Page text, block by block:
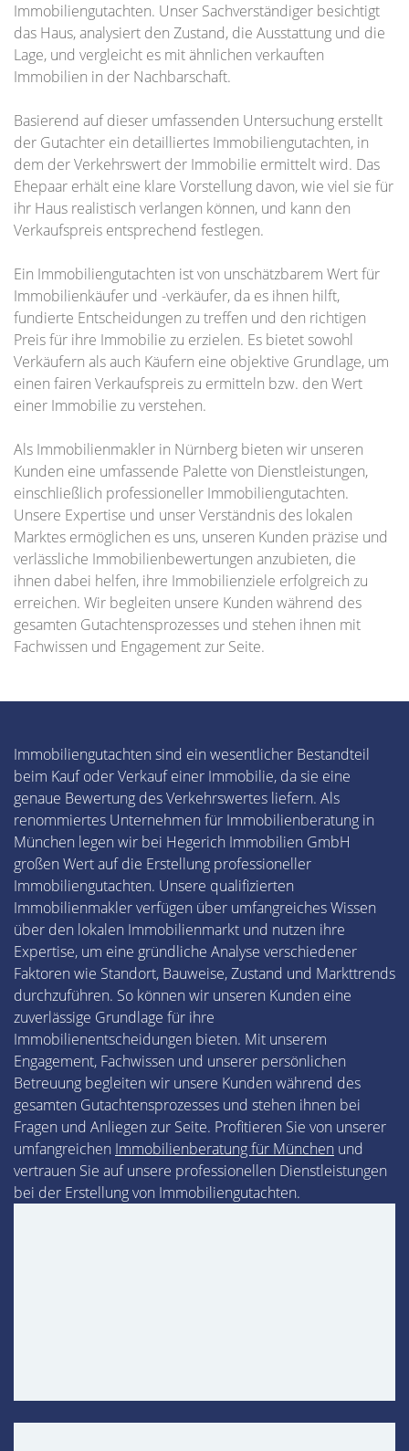
Immobiliengutachten. Unser Sachverständiger besichtigt
das Haus, analysiert den Zustand, die Ausstattung und die
Lage, und vergleicht es mit ähnlichen verkauften
Immobilien in der Nachbarschaft.
Basierend auf dieser umfassenden Untersuchung erstellt
der Gutachter ein detailliertes Immobiliengutachten, in
dem der Verkehrswert der Immobilie ermittelt wird. Das
Ehepaar erhält eine klare Vorstellung davon, wie viel sie für
ihr Haus realistisch verlangen können, und kann den
Verkaufspreis entsprechend festlegen.
Ein Immobiliengutachten ist von unschätzbarem Wert für
Immobilienkäufer und -verkäufer, da es ihnen hilft,
fundierte Entscheidungen zu treffen und den richtigen
Preis für ihre Immobilie zu erzielen. Es bietet sowohl
Verkäufern als auch Käufern eine objektive Grundlage, um
einen fairen Verkaufspreis zu ermitteln bzw. den Wert
einer Immobilie zu verstehen.
Als Immobilienmakler in Nürnberg bieten wir unseren
Kunden eine umfassende Palette von Dienstleistungen,
einschließlich professioneller Immobiliengutachten.
Unsere Expertise und unser Verständnis des lokalen
Marktes ermöglichen es uns, unseren Kunden präzise und
verlässliche Immobilienbewertungen anzubieten, die
ihnen dabei helfen, ihre Immobilienziele erfolgreich zu
erreichen. Wir begleiten unsere Kunden während des
gesamten Gutachtensprozesses und stehen ihnen mit
Fachwissen und Engagement zur Seite.
Immobiliengutachten sind ein wesentlicher Bestandteil
beim Kauf oder Verkauf einer Immobilie, da sie eine
genaue Bewertung des Verkehrswertes liefern. Als
renommiertes Unternehmen für Immobilienberatung in
München legen wir bei Hegerich Immobilien GmbH
großen Wert auf die Erstellung professioneller
Immobiliengutachten. Unsere qualifizierten
Immobilienmakler verfügen über umfangreiches Wissen
über den lokalen Immobilienmarkt und nutzen ihre
Expertise, um eine gründliche Analyse verschiedener
Faktoren wie Standort, Bauweise, Zustand und Markttrends
durchzuführen. So können wir unseren Kunden eine
zuverlässige Grundlage für ihre
Immobilienentscheidungen bieten. Mit unserem
Engagement, Fachwissen und unserer persönlichen
Betreuung begleiten wir unsere Kunden während des
gesamten Gutachtensprozesses und stehen ihnen bei
Fragen und Anliegen zur Seite. Profitieren Sie von unserer
umfangreichen Immobilienberatung für München und
vertrauen Sie auf unsere professionellen Dienstleistungen
bei der Erstellung von Immobiliengutachten.